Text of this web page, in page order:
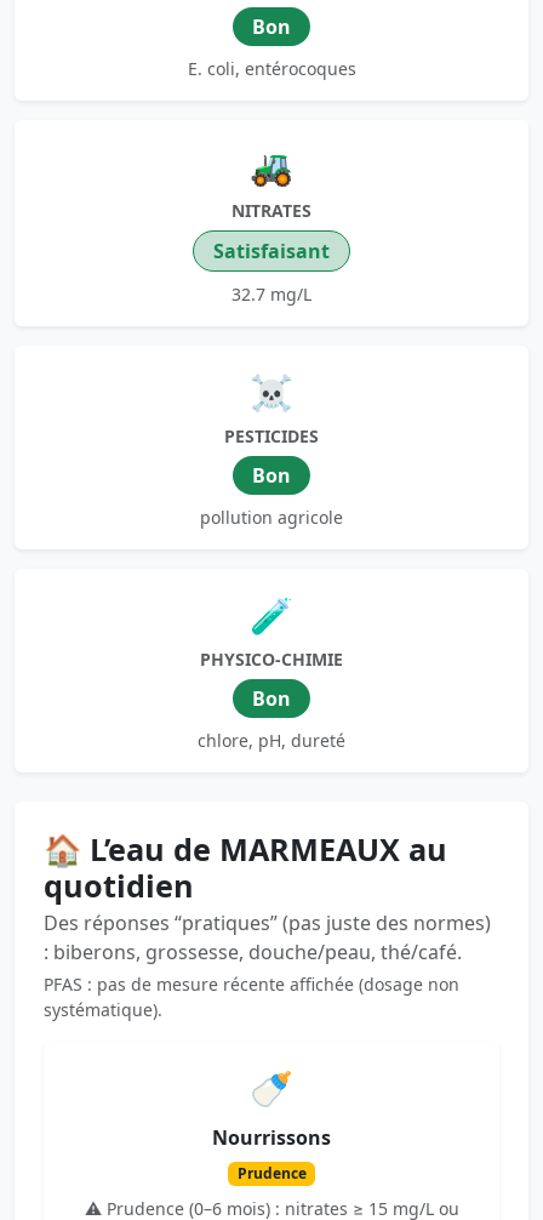
Bon
E. coli, entérocoques
🚜
NITRATES
Satisfaisant
32.7 mg/L
☠️
PESTICIDES
Bon
pollution agricole
🧪
PHYSICO-CHIMIE
Bon
chlore, pH, dureté
🏠 L’eau de MARMEAUX au
quotidien
Des réponses “pratiques” (pas juste des normes)
: biberons, grossesse, douche/peau, thé/café.
PFAS : pas de mesure récente affichée (dosage non
systématique).
🍼
Nourrissons
Prudence
⚠️ Prudence (0–6 mois) : nitrates ≥ 15 mg/L ou